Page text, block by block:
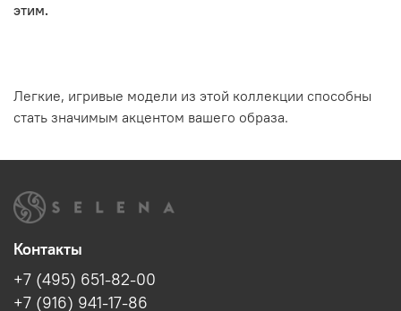
этим.
Легкие, игривые модели из этой коллекции способны
стать значимым акцентом вашего образа.
Контакты
+7 (495) 651-82-00
+7 (916) 941-17-86